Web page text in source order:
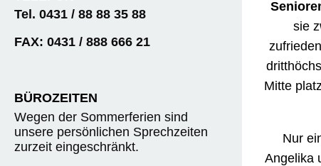
sie
Mitte
Nur
Angelika
Tel. 0431 / 88 88 35 88
FAX: 0431 / 888 666 21
BÜROZEITEN
Wegen der Sommerferien sind
unsere persönlichen Sprechzeiten
zurzeit eingeschränkt.